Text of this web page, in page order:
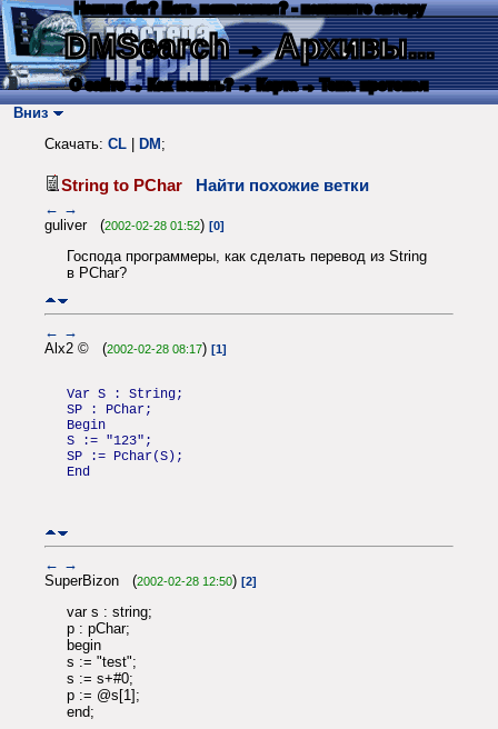
Нашли баг? Есть пожелания? - напишите автору
DMSearch→ Архивы...
О сайте → Как искать? → Карта → Текс. протокол
Вниз
Скачать: CL DM ;
String to PChar Найти похожие ветки
← →
guliver (2002-02-28 01:52) [0]
Господа программеры, как сделать перевод из String
в PChar?
← →
Alx2 © (2002-02-28 08:17) [1]
Var S : String;
SP : PChar;
Begin
S := "123";
SP := Pchar(S);
End
← →
SuperBizon (2002-02-28 12:50) [2]
var s : string;
p : pChar;
begin
s := "test";
s := s+#0;
p := @s[1];
end;